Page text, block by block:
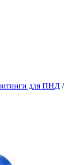
для ПНД /